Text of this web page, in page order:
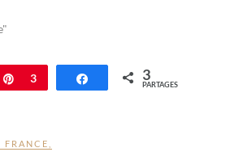
Épingle
3 Partagez 3
PARTAGES
FRANCE